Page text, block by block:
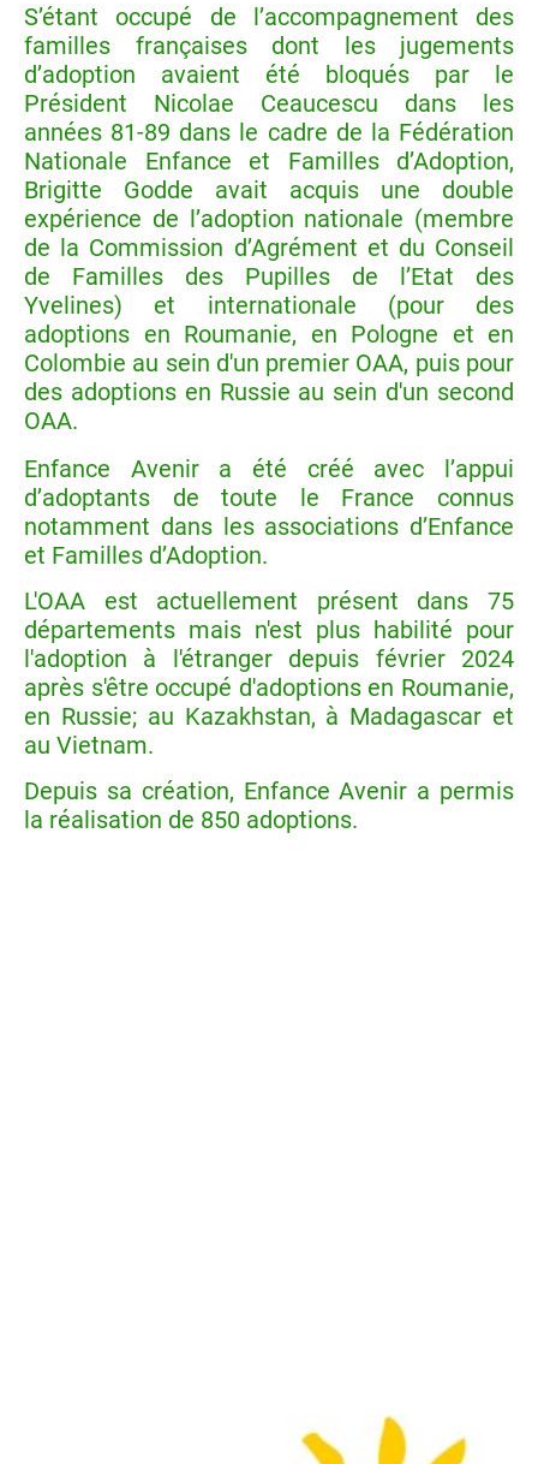
S’étant occupé de l’accompagnement des
familles françaises dont les jugements
d’adoption avaient été bloqués par le
Président Nicolae Ceaucescu dans les
années 81-89 dans le cadre de la Fédération
Nationale Enfance et Familles d’Adoption,
Brigitte Godde avait acquis une double
expérience de l’adoption nationale (membre
de la Commission d’Agrément et du Conseil
de Familles des Pupilles de l’Etat des
Yvelines) et internationale (pour des
adoptions en Roumanie, en Pologne et en
Colombie au sein d'un premier OAA, puis pour
des adoptions en Russie au sein d'un second
OAA.
Enfance Avenir a été créé avec l’appui
d’adoptants de toute le France connus
notamment dans les associations d’Enfance
et Familles d’Adoption.
L'OAA est actuellement présent dans 75
départements mais n'est plus habilité pour
l'adoption à l'étranger depuis février 2024
après s'être occupé d'adoptions en Roumanie,
en Russie; au Kazakhstan, à Madagascar et
au Vietnam.
Depuis sa création, Enfance Avenir a permis
la réalisation de 850 adoptions.